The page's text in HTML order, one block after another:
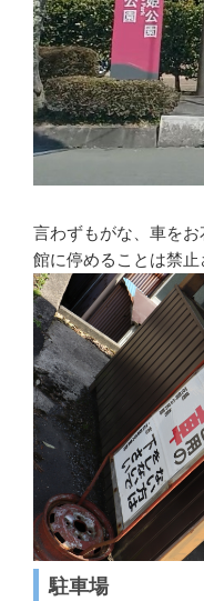
言わずもがな、車を
館に停めることは禁止
駐車場